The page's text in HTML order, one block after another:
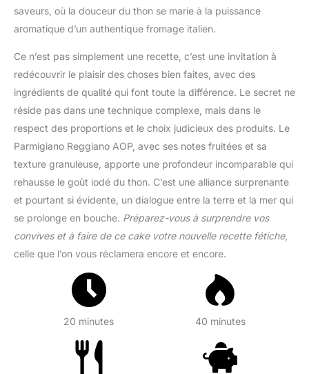
saveurs, où la douceur du thon se marie à la puissance
aromatique d’un authentique fromage italien.
Ce n’est pas simplement une recette, c’est une invitation à
redécouvrir le plaisir des choses bien faites, avec des
ingrédients de qualité qui font toute la différence. Le secret ne
réside pas dans une technique complexe, mais dans le
respect des proportions et le choix judicieux des produits. Le
Parmigiano Reggiano AOP, avec ses notes fruitées et sa
texture granuleuse, apporte une profondeur incomparable qui
rehausse le goût iodé du thon. C’est une alliance surprenante
et pourtant si évidente, un dialogue entre la terre et la mer qui
se prolonge en bouche. Préparez-vous à surprendre vos
convives et à faire de ce cake votre nouvelle recette fétiche,
celle que l’on vous réclamera encore et encore.
20 minutes 40 minutes